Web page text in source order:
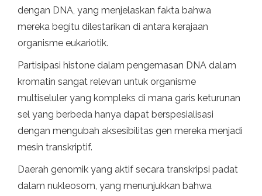
dengan DNA, yang menjelaskan fakta bahwa
mereka begitu dilestarikan di antara kerajaan
organisme eukariotik.
Partisipasi histone dalam pengemasan DNA dalam
kromatin sangat relevan untuk organisme
multiseluler yang kompleks di mana garis keturunan
sel yang berbeda hanya dapat berspesialisasi
dengan mengubah aksesibilitas gen mereka menjadi
mesin transkriptif.
Daerah genomik yang aktif secara transkripsi padat
dalam nukleosom, yang menunjukkan bahwa